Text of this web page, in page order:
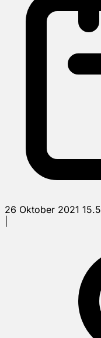
26 Oktober 2021